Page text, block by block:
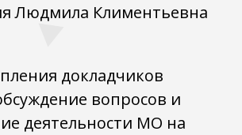
Людмила Климентьевна
докладчиков
вопросов и
деятельности МО на